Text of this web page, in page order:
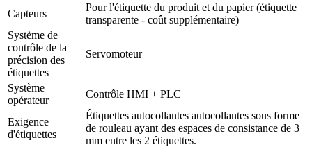
Capteurs
Pour l'étiquette du produit et du papier (étiquette
transparente - coût supplémentaire)
Système de
contrôle de la
précision des
étiquettes
Servomoteur
Système
opérateur
Contrôle HMI + PLC
Exigence
d'étiquettes
Étiquettes autocollantes autocollantes sous forme
de rouleau ayant des espaces de consistance de 3
mm entre les 2 étiquettes.